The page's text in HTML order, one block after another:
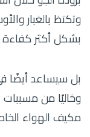
وتكتظ بالغبار
بشكل أكثر
بل سيساعد أيضًا
وخاليًا من
مكيف الهواء